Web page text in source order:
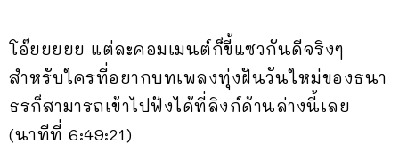
โอ๊ยยยยย แต่ละคอมเมนต์ก็ขี้แซวกันดีจริงๆ
สำหรับใครที่อยากบทเพลงทุ่งฝันวันใหม่ของธนา
ธรก็สามารถเข้าไปฟังได้ที่ลิงก์ด้านล่างนี้เลย
(นาทีที่ 6:49:21)